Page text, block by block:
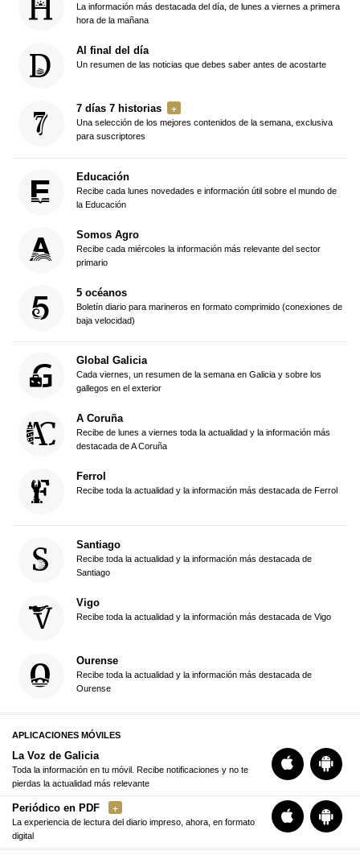
La información más destacada del día, de lunes a viernes a primera
hora de la mañana
Al final del día
Un resumen de las noticias que debes saber antes de acostarte
7 días 7 historias
Una selección de los mejores contenidos de la semana, exclusiva
para suscriptores
Educación
Recibe cada lunes novedades e información útil sobre el mundo de
la Educación
Somos Agro
Recibe cada miércoles la información más relevante del sector
primario
5 océanos
Boletín diario para marineros en formato comprimido (conexiones de
baja velocidad)
Global Galicia
Cada viernes, un resumen de la semana en Galicia y sobre los
gallegos en el exterior
A Coruña
Recibe de lunes a viernes toda la actualidad y la información más
destacada de A Coruña
Ferrol
Recibe toda la actualidad y la información más destacada de Ferrol
Santiago
Recibe toda la actualidad y la información más destacada de
Santiago
Vigo
Recibe toda la actualidad y la información más destacada de Vigo
Ourense
Recibe toda la actualidad y la información más destacada de
Ourense
APLICACIONES MÓVILES
La Voz de Galicia
Toda la información en tu móvil. Recibe notificaciones y no te
pierdas la actualidad más relevante
Periódico en PDF
La experiencia de lectura del diario impreso, ahora, en formato
digital